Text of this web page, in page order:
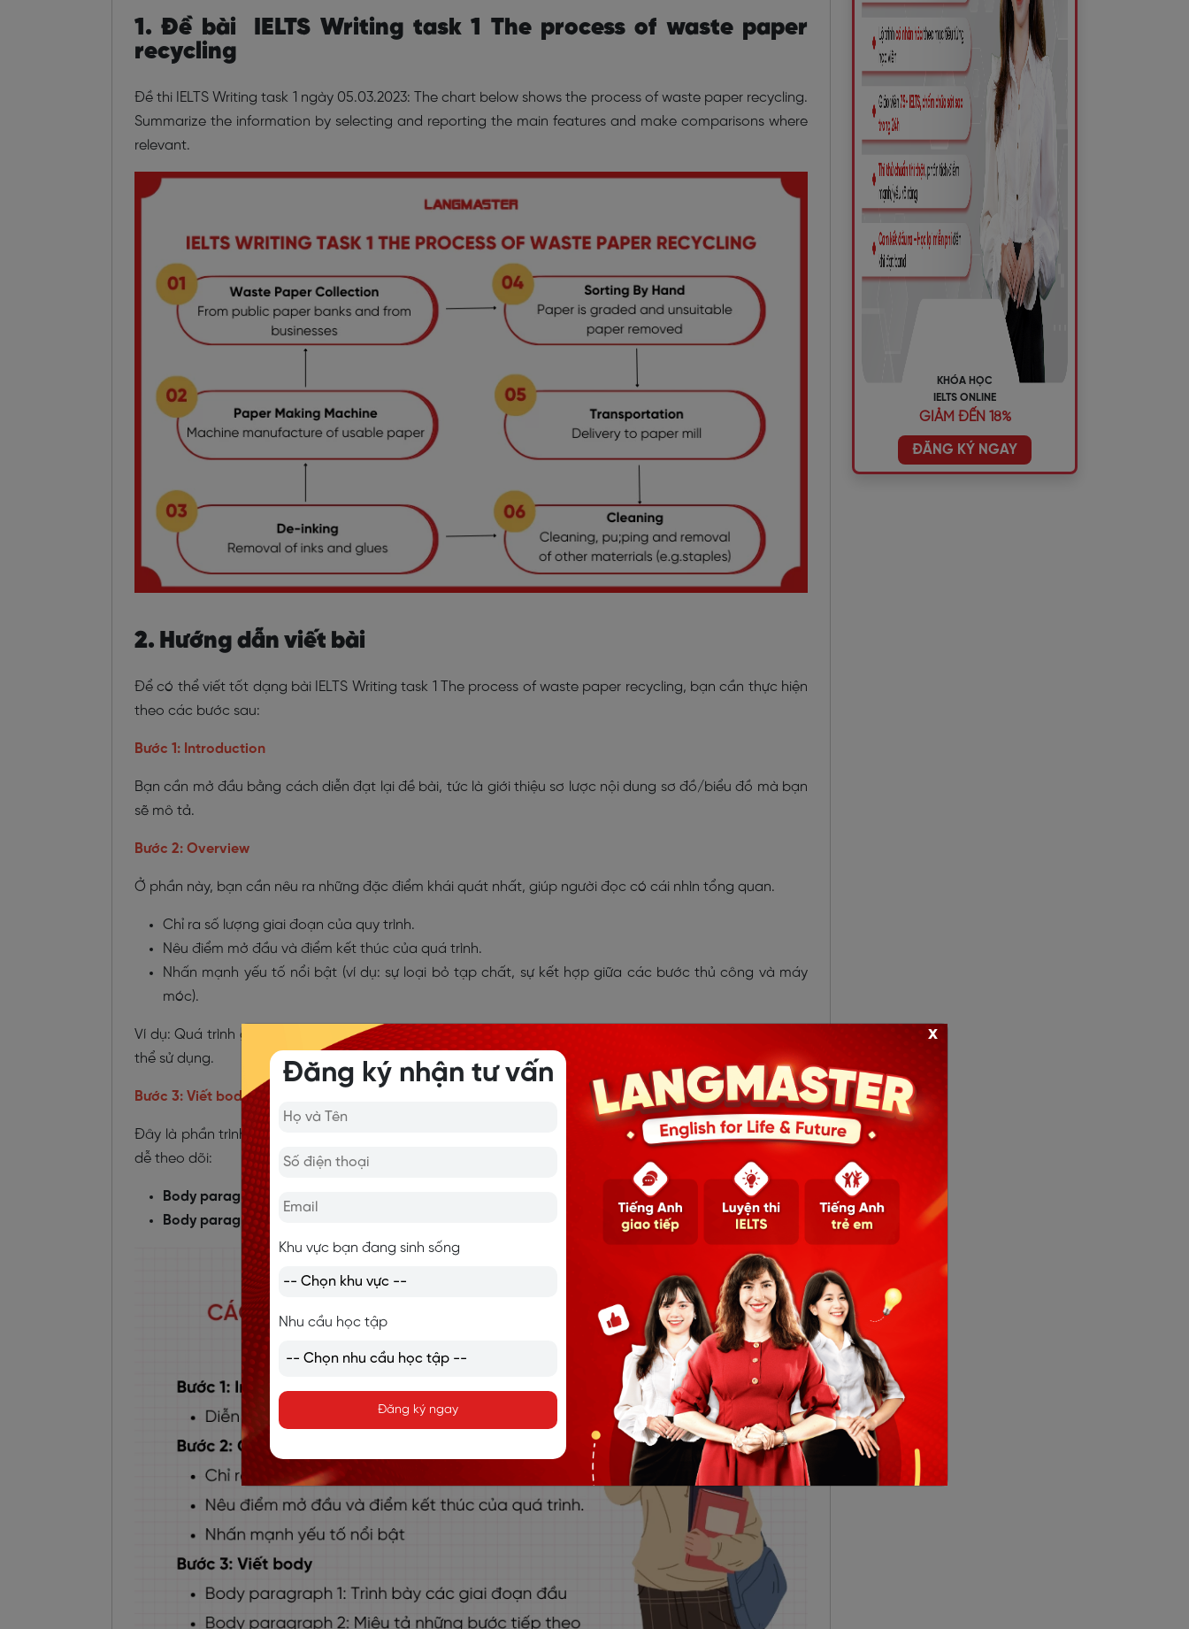
1. Đề bài IELTS Writing task 1 The process of waste paper
recycling
Đề thi IELTS Writing task 1 ngày 05.03.2023: The chart below shows the process of waste paper recycling.
Summarize the information by selecting and reporting the main features and make comparisons where
relevant.
2. Hướng dẫn viết bài
Để có thể viết tốt dạng bài IELTS Writing task 1 The process of waste paper recycling, bạn cần thực hiện
theo các bước sau:
Bước 1: Introduction
Bạn cần mở đầu bằng cách diễn đạt lại đề bài, tức là giới thiệu sơ lược nội dung sơ đồ/biểu đồ mà bạn
sẽ mô tả.
Bước 2: Overview
Ở phần này, bạn cần nêu ra những đặc điểm khái quát nhất, giúp người đọc có cái nhìn tổng quan.
Chỉ ra số lượng giai đoạn của quy trình.
Nêu điểm mở đầu và điểm kết thúc của quá trình.
Nhấn mạnh yếu tố nổi bật (ví dụ: sự loại bỏ tạp chất, sự kết hợp giữa các bước thủ công và máy
móc).
Ví dụ: Quá trình gồm 6 bước, khởi đầu từ việc thu gom giấy thải và kết thúc bằng sản xuất giấy mới có
thể sử dụng.
Bước 3: Viết body
Đây là phần trình bày chi tiết các bước trong quy trình. Nên chia thành hai đoạn để bài văn rõ ràng và
dễ theo dõi:
Body paragraph 1
: Trình bày các giai đoạn đầu (từ khâu thu thập giấy vụn đến khi phân loại xong).
Body paragraph 2
: Miêu tả những bước tiếp theo cho đến khi tạo ra giấy thành phẩm.
KHÓA HỌC
IELTS ONLINE
GIẢM ĐẾN 18%
ĐĂNG KÝ NGAY
Đăng ký nhận tư vấn
Khu vực bạn đang sinh sống
Nhu cầu học tập
Đăng ký ngay
x